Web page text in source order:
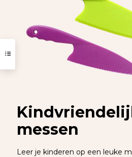
messen
Leer je kinderen op een leuke